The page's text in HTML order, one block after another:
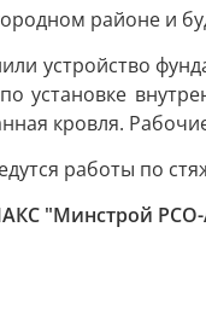
районе и
устройство
установке
кровля.
работы по
"Минстрой